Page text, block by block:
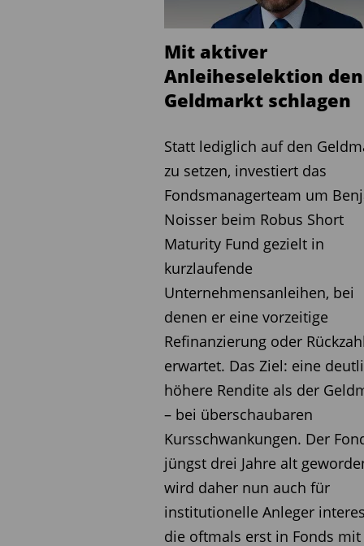
Anleihen, um die
Sozialmerkmale. Dank der
monatlich investieren und
vierteljährlicher Liquidität
Large Cap Value
Beim neuen FTGF Putnam
JDQ 7U7 4) investieren
und Darren Jaroch in
verfolgen dabei einen
zu identifizieren, die
positiven Entwicklung
tatsächliche Potenzial
Merkmal der Strategie ist
Growth-Zyklen abhängt.
zielt das Duo darauf ab,
eine kontinuierliche
basiert auf dem seit 1992
Large Cap Value Equity
US-Dollar aufweist.
Mit aktiver
Anleiheselektion den
Geldmarkt schlagen
Statt lediglich auf den
zu setzen, investiert das
Fondsmanagerteam um
Noisser beim Robus Short
Maturity Fund gezielt in
kurzlaufende
Unternehmensanleihen, bei
denen er eine vorzeitige
Refinanzierung oder
erwartet. Das Ziel: eine
höhere Rendite als der
– bei überschaubaren
Kursschwankungen. Der
jüngst drei Jahre alt
wird daher nun auch für
institutionelle Anleger
die oftmals erst in Fonds mit